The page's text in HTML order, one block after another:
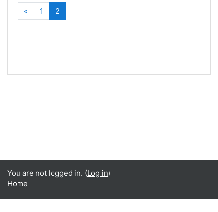
« Previous
1 2
You are not logged in. (Log in)
Home
Language